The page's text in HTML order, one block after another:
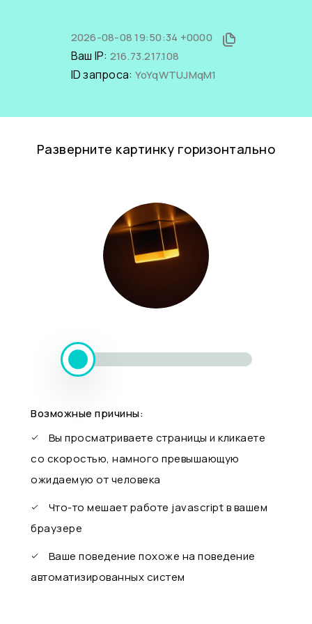
2026-08-08 19:50:34 +0000
Ваш IP: 216.73.217.108
ID запроса: YoYqWTUJMqM1
Разверните картинку горизонтально
Возможные причины:
Вы просматриваете страницы и кликаете
со скоростью, намного превышающую
ожидаемую от человека
Что-то мешает работе javascript в вашем
браузере
Ваше поведение похоже на поведение
автоматизированных систем